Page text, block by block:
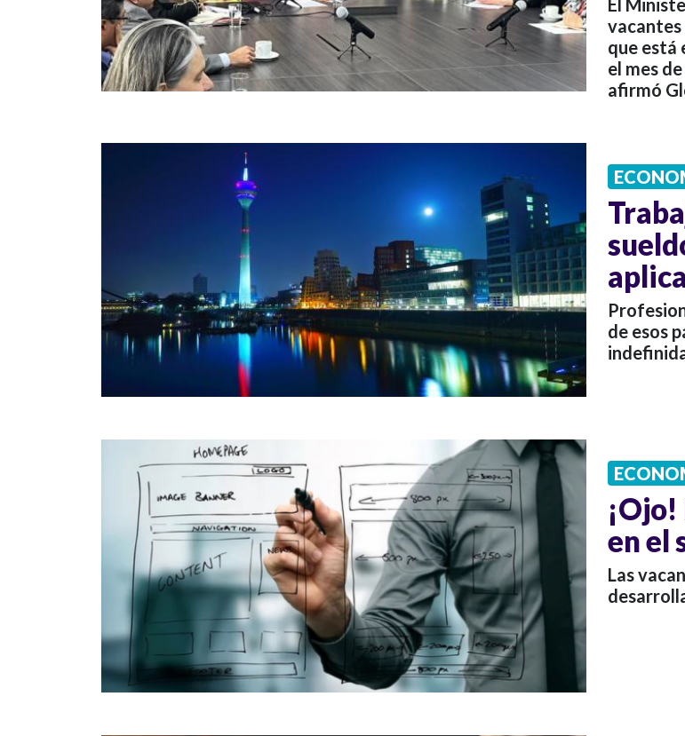
El
vacantes
que está
el mes
afirmó
de esos
en el
Las